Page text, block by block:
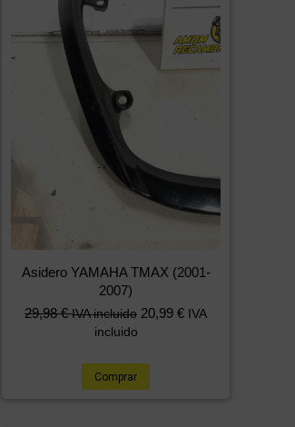
Asidero YAMAHA TMAX (2001-
2007)
29,98€ IVA incluido 20,99 € IVA
incluido
Comprar